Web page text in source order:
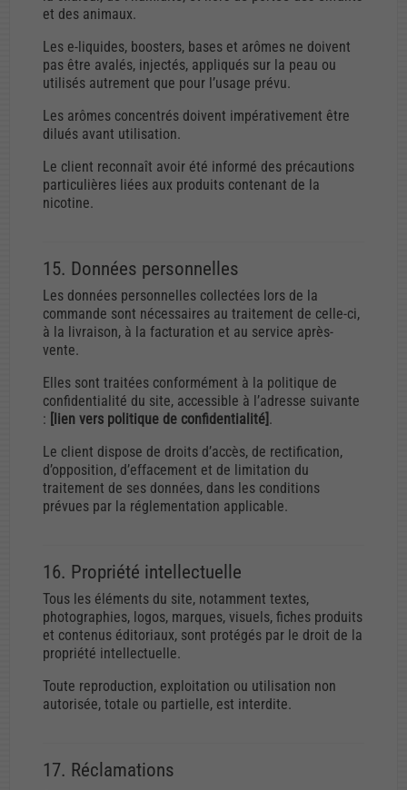
et des animaux.
Les e-liquides, boosters, bases et arômes ne doivent
pas être avalés, injectés, appliqués sur la peau ou
utilisés autrement que pour l’usage prévu.
Les arômes concentrés doivent impérativement être
dilués avant utilisation.
Le client reconnaît avoir été informé des précautions
particulières liées aux produits contenant de la
nicotine.
15. Données personnelles
Les données personnelles collectées lors de la
commande sont nécessaires au traitement de celle-ci,
à la livraison, à la facturation et au service après-
vente.
Elles sont traitées conformément à la politique de
confidentialité du site, accessible à l’adresse suivante
: [lien vers politique de confidentialité].
Le client dispose de droits d’accès, de rectification,
d’opposition, d’effacement et de limitation du
traitement de ses données, dans les conditions
prévues par la réglementation applicable.
16. Propriété intellectuelle
Tous les éléments du site, notamment textes,
photographies, logos, marques, visuels, fiches produits
et contenus éditoriaux, sont protégés par le droit de la
propriété intellectuelle.
Toute reproduction, exploitation ou utilisation non
autorisée, totale ou partielle, est interdite.
17. Réclamations